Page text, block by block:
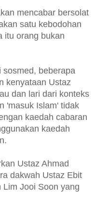
mencabar bersolat
satu kebodohan
itu orang bukan
sosmed, beberapa
kenyataan Ustaz
dan lari dari konteks
'masuk Islam' tidak
kaedah cabaran
kaedah
Ustaz Ahmad
dakwah Ustaz Ebit
Lim Jooi Soon yang